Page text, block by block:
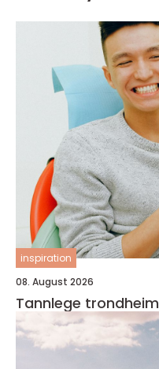
inspiration
08. August 2026
Tannlege trondheim